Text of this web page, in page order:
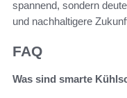
spannend, sondern
und nachhaltigere
FAQ
Was sind smarte